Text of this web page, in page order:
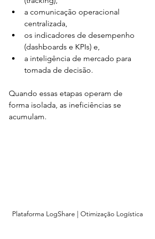
a comunicação operacional
centralizada,
os indicadores de desempenho
(dashboards e KPIs) e,
a inteligência de mercado para
tomada de decisão.
Quando essas etapas operam de
forma isolada, as ineficiências se
acumulam.
Plataforma LogShare | Otimização Logística